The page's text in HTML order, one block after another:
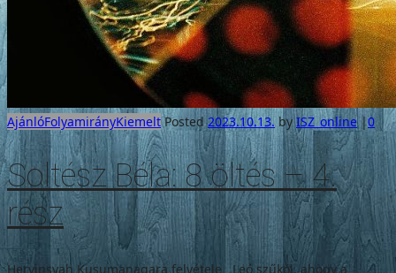
AjánlóFolyamirányKiemeltPosted2023.10.13.byISZ_online |0
Soltész Béla: 8 öltés – 4.
rész
Hervinsyah Kusumanagara felvétele Leó szűköl, ahogy a